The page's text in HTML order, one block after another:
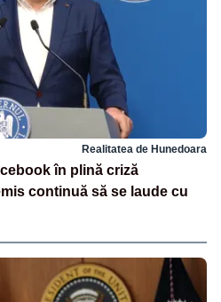
Realitatea de Hunedoara
în plină criză
continuă să se laude cu